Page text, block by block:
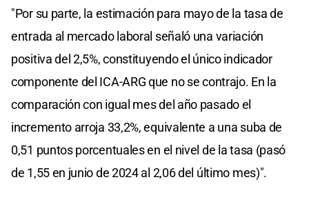
"Por su parte, la estimación para mayo de la tasa de
entrada al mercado laboral señaló una variación
positiva del 2,5%, constituyendo el único indicador
componente del ICA-ARG que no se contrajo. En la
comparación con igual mes del año pasado el
incremento arroja 33,2%, equivalente a una suba de
0,51 puntos porcentuales en el nivel de la tasa (pasó
de 1,55 en junio de 2024 al 2,06 del último mes)".